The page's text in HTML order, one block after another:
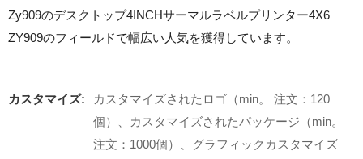
Zy909のデスクトップ4INCHサーマルラベルプリンター4X6
ZY909のフィールドで幅広い人気を獲得しています。
カスタマイズ:
カスタマイズされたロゴ（min。 注文：120
個）、カスタマイズされたパッケージ（min。
注文：1000個）、グラフィックカスタマイズ